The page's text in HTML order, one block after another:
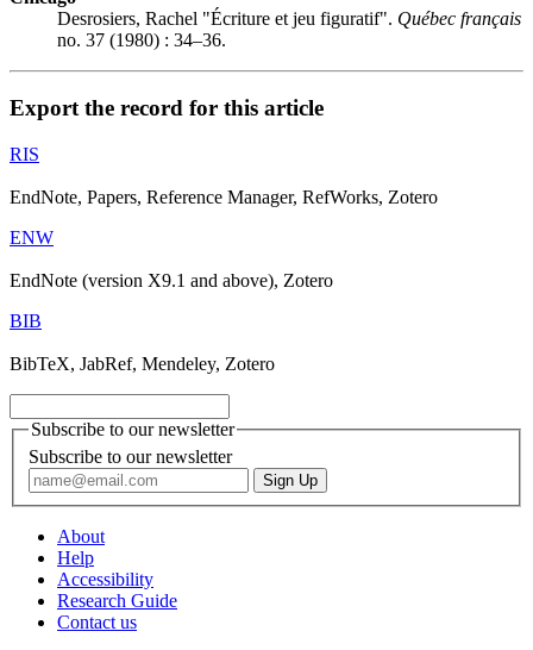
Desrosiers, Rachel "Écriture et jeu figuratif". Québec français
no. 37 (1980) : 34–36.
Export the record for this article
RIS
EndNote, Papers, Reference Manager, RefWorks, Zotero
ENW
EndNote (version X9.1 and above), Zotero
BIB
BibTeX, JabRef, Mendeley, Zotero
Subscribe to our newsletter
Subscribe to our newsletter
About
Help
Accessibility
Research Guide
Contact us